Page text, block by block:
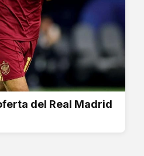
del Real Madrid